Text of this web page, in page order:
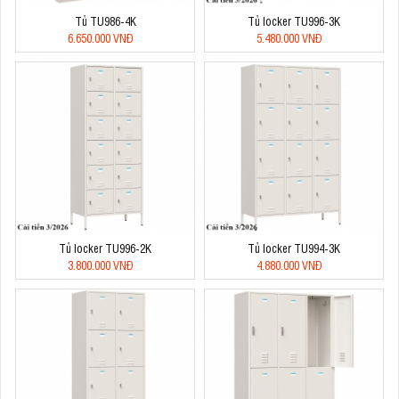
Tủ TU986-4K
6.650.000 VNĐ
Tủ locker TU996-3K
5.480.000 VNĐ
Tủ locker TU996-2K
3.800.000 VNĐ
Tủ locker TU994-3K
4.880.000 VNĐ